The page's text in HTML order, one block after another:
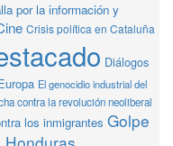
por la información y
Crisis política en Cataluña
Diálogos
El genocidio industrial del
contra la revolución neoliberal
los inmigrantes Golpe